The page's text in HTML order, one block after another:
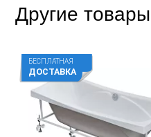
Другие
БЕСПЛАТНАЯ
ДОСТАВКА